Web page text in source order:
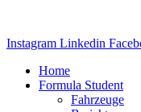
Instagram Linkedin
Home
Formula Student
Fahrzeuge